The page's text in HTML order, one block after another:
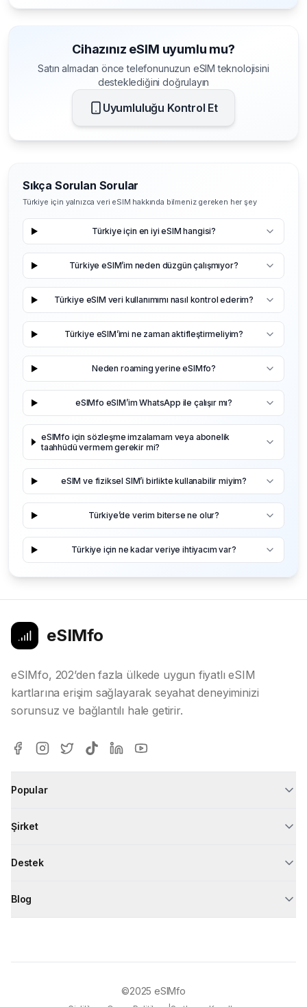
Cihazınız eSIM uyumlu mu?
Satın almadan önce telefonunuzun eSIM teknolojisini
desteklediğini doğrulayın
Uyumluluğu Kontrol Et
Sıkça Sorulan Sorular
Türkiye için yalnızca veri eSIM hakkında bilmeniz gereken her şey
Türkiye için en iyi eSIM hangisi?
Türkiye eSIM’im neden düzgün çalışmıyor?
Türkiye eSIM veri kullanımımı nasıl kontrol ederim?
Türkiye eSIM’imi ne zaman aktifleştirmeliyim?
Neden roaming yerine eSIMfo?
eSIMfo eSIM’im WhatsApp ile çalışır mı?
eSIMfo için sözleşme imzalamam veya abonelik
taahhüdü vermem gerekir mi?
eSIM ve fiziksel SIM’i birlikte kullanabilir miyim?
Türkiye’de verim biterse ne olur?
Türkiye için ne kadar veriye ihtiyacım var?
eSIMfo
eSIMfo, 202’den fazla ülkede uygun fiyatlı eSIM
kartlarına erişim sağlayarak seyahat deneyiminizi
sorunsuz ve bağlantılı hale getirir.
Popular
Şirket
Destek
Blog
©2025 eSIMfo